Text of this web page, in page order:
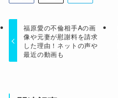
福原愛の不倫相手Aの画
像や元妻が慰謝料を請求
した理由！ネットの声や
最近の動画も